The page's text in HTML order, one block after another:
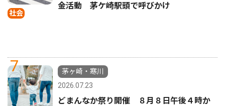
社会
金活動 茅ケ崎駅頭で呼びかけ
7
茅ヶ崎・寒川
2026.07.23
どまんなか祭り開催 ８月８日午後４時か